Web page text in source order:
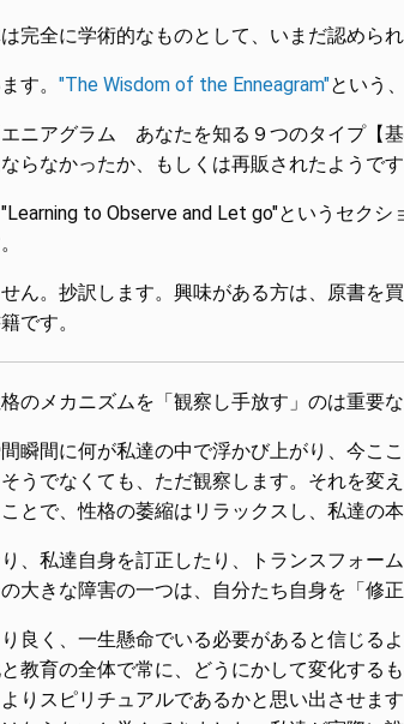
完全に学術的なものとして、いまだ認めら
す。 "The Wisdom of the Enneagram"という
ニアグラム あなたを知る９つのタイプ【
らなかったか、もしくは再販されたようで
to Observe and Let go"というセク
ん。抄訳します。興味がある方は、原書を
です。
のメカニズムを「観察し手放す」のは重要な
瞬間に何が私達の中で浮かび上がり、今こ
うでなくても、ただ観察します。それを変
とで、性格の萎縮はリラックスし、私達の
、私達自身を訂正したり、トランスフォー
大きな障害の一つは、自分たち自身を「修
良く、一生懸命でいる必要があると信じる
教育の全体で常に、どうにかして変化する
りスピリチュアルであるかと思い出させま